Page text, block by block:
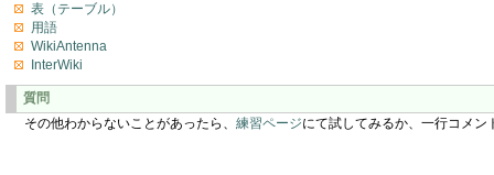
表（テーブル）
用語
WikiAntenna
InterWiki
質問
その他わからないことがあったら、 練習ページにて試してみるか、一行コメン